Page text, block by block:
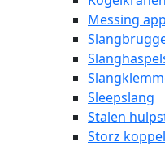
Messing
Sleepslang
Stalen
Storz